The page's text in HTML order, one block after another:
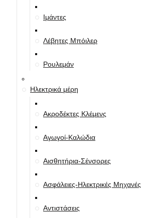
Ιμάντες
Λέβητες Μπόιλερ
Ρουλεμάν
Ηλεκτρικά μέρη
Ακροδέκτες Κλέμενς
Αγωγοί-Καλώδια
Αισθητήρια-Σένσορες
Ασφάλειες-Ηλεκτρικές Μηχανές
Αντιστάσεις